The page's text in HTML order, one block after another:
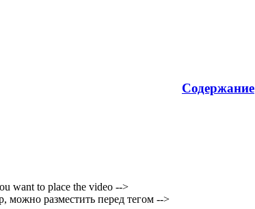
Содержание
want to place the video -->
разместить перед тегом -->